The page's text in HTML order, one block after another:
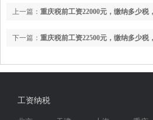
上一篇： 重庆税前工资22000元，缴纳多少税
下一篇： 重庆税前工资22500元，缴纳多少税
工资纳税